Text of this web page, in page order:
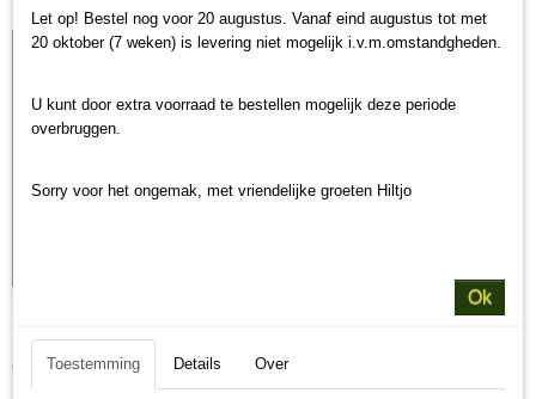
€ 200,00
Let op! Bestel nog voor 20 augustus. Vanaf eind augustus tot met
20 oktober (7 weken) is levering niet mogelijk i.v.m.omstandgheden.
U kunt door extra voorraad te bestellen mogelijk deze periode
overbruggen.
Sorry voor het ongemak, met vriendelijke groeten Hiltjo
Ok
Toestemming Details Over